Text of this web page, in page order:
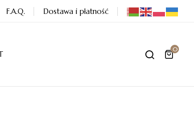
F.A.Q. Dostawa i płatność
0